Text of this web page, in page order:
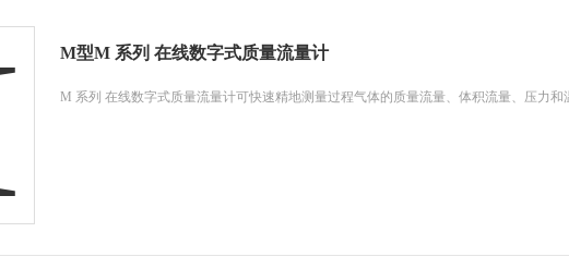
M型M 系列 在线数字式质量流量计
M 系列 在线数字式质量流量计可快速精地测量过程气体的质量流量、体积流量、压力和